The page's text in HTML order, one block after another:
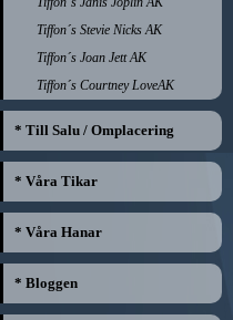
Tiffon´s Stevie Nicks AK
Tiffon´s Joan Jett AK
Tiffon´s Courtney LoveAK
* Till Salu / Omplacering
* Våra Tikar
* Våra Hanar
* Bloggen